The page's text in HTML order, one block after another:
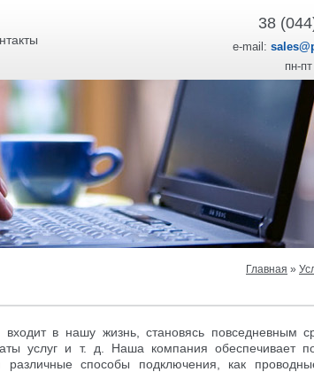
38
e-mail:
пн-
Главная »
в нашу жизнь, становясь повседневным
услуг и т. д. Наша компания обеспечивает
различные способы подключения, как